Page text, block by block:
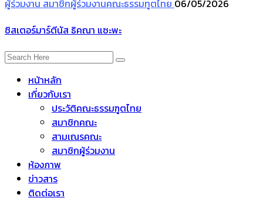
ผู้ร่วมงาน สมาชิกผู้ร่วมงานคณะธรรมทูตไทย 06/05/2026
ซิสเตอร์มาร์ตีนัส ธิคณา แซะพะ
หน้าหลัก
เกี่ยวกับเรา
ประวัติคณะธรรมฑูตไทย
สมาชิกคณะ
สามเณรคณะ
สมาชิกผู้ร่วมงาน
ห้องภาพ
ข่าวสาร
ติดต่อเรา